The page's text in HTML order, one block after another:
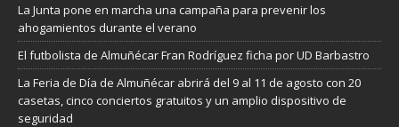
La Junta pone en marcha una campaña para prevenir los
ahogamientos durante el verano
El futbolista de Almuñécar Fran Rodríguez ficha por UD Barbastro
La Feria de Día de Almuñécar abrirá del 9 al 11 de agosto con 20
casetas, cinco conciertos gratuitos y un amplio dispositivo de
seguridad